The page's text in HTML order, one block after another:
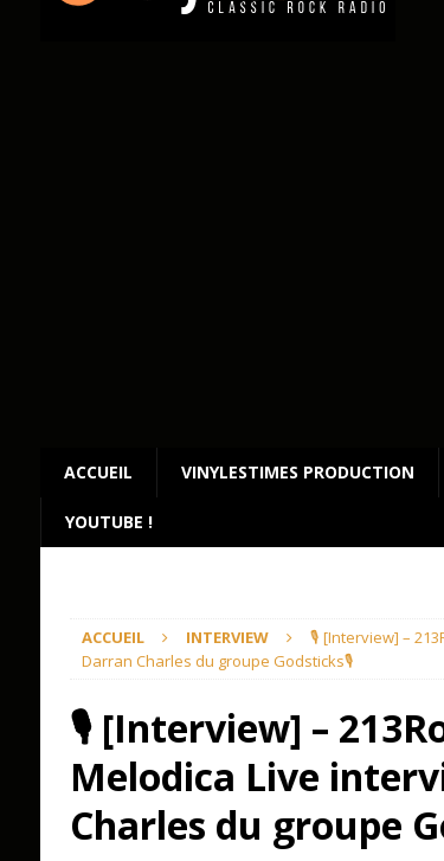
ACCUEIL VINYLESTIMES PRODUCTION
YOUTUBE !
ACCUEIL INTERVIEW
🎙 [Interview] –
Darran Charles du groupe Godsticks🎙
🎙 [Interview] –
Melodica Live
Charles du groupe